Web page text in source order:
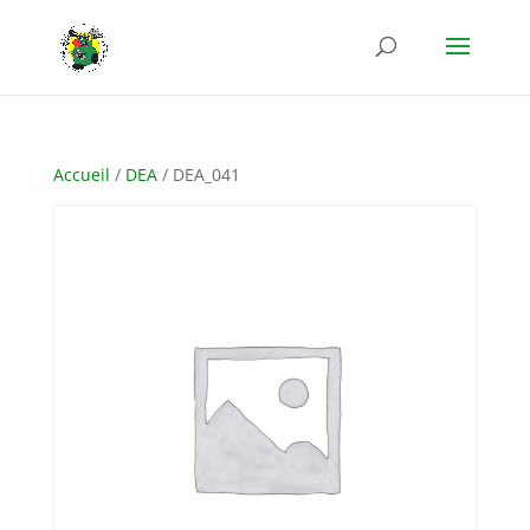
Accueil / DEA/ DEA_041